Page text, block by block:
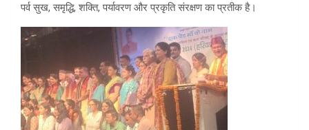
पर्व सुख, समृद्धि, शक्ति, पर्यावरण और प्रकृति संरक्षण का प्रतीक है।